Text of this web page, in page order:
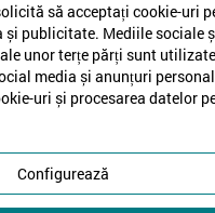
să acceptați cookie-uri
și publicitate. Mediile sociale
unor terțe părți sunt
media și anunțuri
uri și procesarea datelor
Configurează